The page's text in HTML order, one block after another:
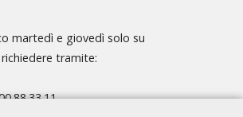
martedì e giovedì solo su
tramite: